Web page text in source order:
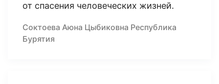
от спасения человеческих жизней.
Соктоева Аюна Цыбиковна Республика
Бурятия